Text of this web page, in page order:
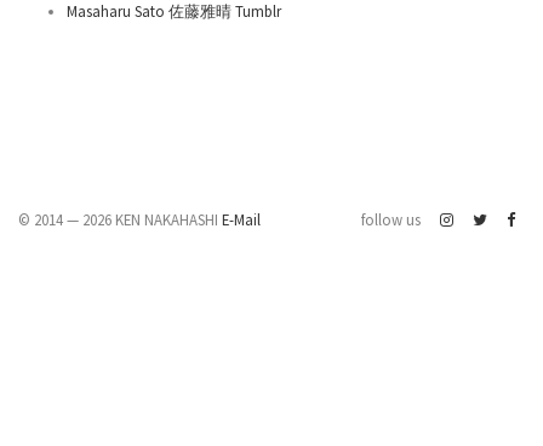
Masaharu Sato 佐藤雅晴 Tumblr
© 2014 — 2026 KEN NAKAHASHI E-Mail follow us